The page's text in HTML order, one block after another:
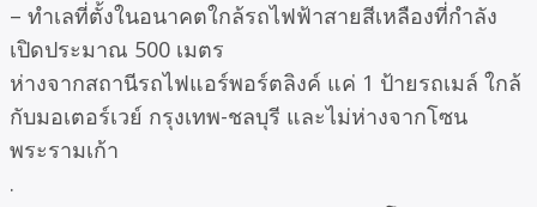
– ทำเลที่ตั้งในอนาคตใกล้รถไฟฟ้าสายสีเหลืองที่กำลัง
เปิดประมาณ 500 เมตร
ห่างจากสถานีรถไฟแอร์พอร์ตลิงค์ แค่ 1 ป้ายรถเมล์ ใกล้
กับมอเตอร์เวย์ กรุงเทพ-ชลบุรี และไม่ห่างจากโซน
พระรามเก้า
.